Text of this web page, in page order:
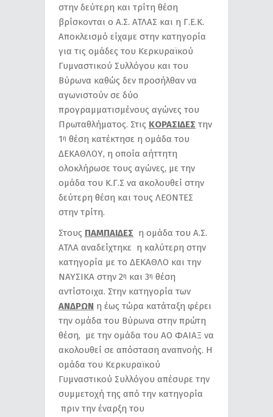
στην δεύτερη και τρίτη θέση
βρίσκονται ο Α.Σ. ΑΤΛΑΣ και η Γ.Ε.Κ.
Αποκλεισμό είχαμε στην κατηγορία
για τις ομάδες του Κερκυραϊκού
Γυμναστικού Συλλόγου και του
Βύρωνα καθώς δεν προσήλθαν να
αγωνιστούν σε δύο
προγραμματισμένους αγώνες του
Πρωταθλήματος. Στις ΚΟΡΑΣΙΔΕΣ την
1η θέση κατέκτησε η ομάδα του
ΔΕΚΑΘΛΟΥ, η οποία αήττητη
ολοκλήρωσε τους αγώνες, με την
ομάδα του Κ.Γ.Σ να ακολουθεί στην
δεύτερη θέση και τους ΛΕΟΝΤΕΣ
στην τρίτη.
Στους ΠΑΜΠΑΙΔΕΣ η ομάδα του Α.Σ.
ΑΤΛΑ αναδείχτηκε η καλύτερη στην
κατηγορία με το ΔΕΚΑΘΛΟ και την
ΝΑΥΣΙΚΑ στην 2η και 3η θέση
αντίστοιχα. Στην κατηγορία των
ΑΝΔΡΩΝ η έως τώρα κατάταξη φέρει
την ομάδα του Βύρωνα στην πρώτη
θέση, με την ομάδα του ΑΟ ΦΑΙΑΞ να
ακολουθεί σε απόσταση αναπνοής. Η
ομάδα του Κερκυραϊκού
Γυμναστικού Συλλόγου απέσυρε την
συμμετοχή της από την κατηγορία
πριν την έναρξη του